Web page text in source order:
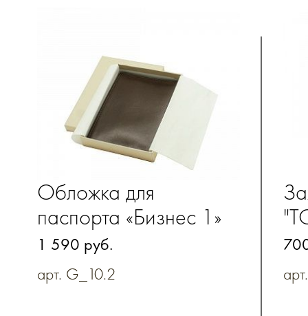
Обложка для
паспорта «Бизнес 1»
из натуральной кожи
1 590 руб.
арт. G_10.2